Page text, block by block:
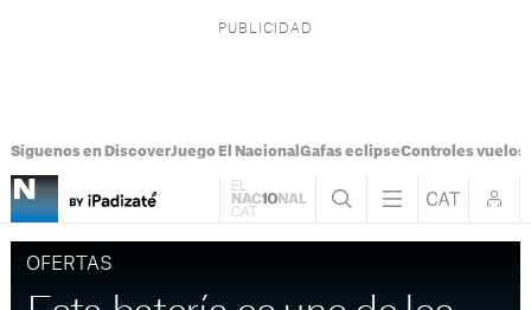
Síguenos en DiscoverJuego El Nacional Gafas eclipseControles vuelos
OFERTAS